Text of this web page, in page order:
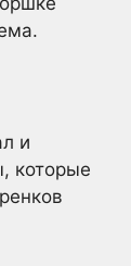
и
которые